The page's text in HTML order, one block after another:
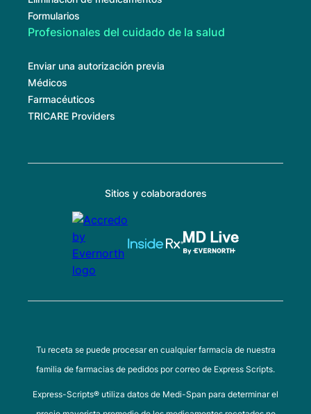
Formularios
Profesionales del cuidado de la salud
Enviar una autorización previa
Médicos
Farmacéuticos
TRICARE Providers
Sitios y colaboradores
Tu receta se puede procesar en cualquier farmacia de nuestra
familia de farmacias de pedidos por correo de Express Scripts.
Express-Scripts® utiliza datos de Medi-Span para determinar el